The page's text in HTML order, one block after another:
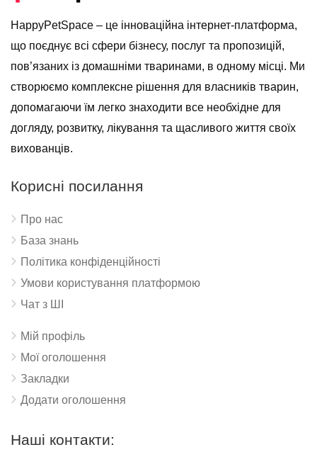
HappyPetSpace – це інноваційна інтернет-платформа,
що поєднує всі сфери бізнесу, послуг та пропозицій,
пов’язаних із домашніми тваринами, в одному місці. Ми
створюємо комплексне рішення для власників тварин,
допомагаючи їм легко знаходити все необхідне для
догляду, розвитку, лікування та щасливого життя своїх
вихованців.
Корисні посилання
Про нас
База знань
Політика конфіденційності
Умови користування платформою
Чат з ШІ
Мій профіль
Мої оголошення
Закладки
Додати оголошення
Наші контакти: